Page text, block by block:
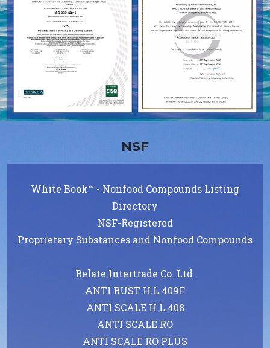
NSF
White Book™ - Nonfood Compounds Listing
Directory
NSF-Registered
Proprietary Substances and Nonfood Compounds
Relate Intertrade Co. Ltd.
ANTI RUST H.L.409F
ANTI SCALE H.L.408
ANTI SCALE RO
ANTI SCALE RO PLUS